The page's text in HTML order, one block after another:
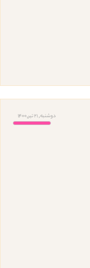
دوشنبه, 21 تیر,1400